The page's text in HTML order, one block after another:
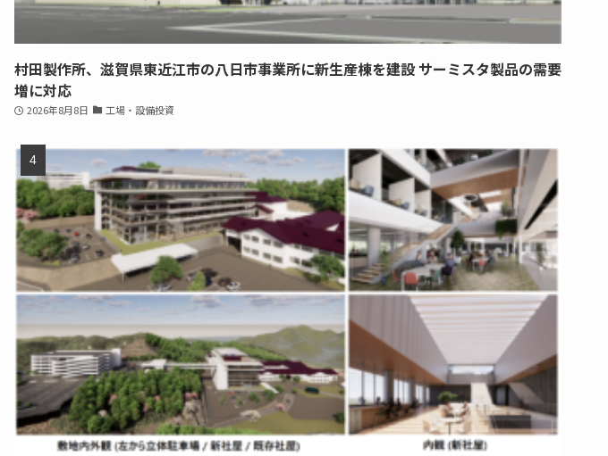
村田製作所、滋賀県東近江市の八日市事業所に新生産棟を建設 サーミスタ製品の需要
増に対応
2026年8月8日 工場・設備投資